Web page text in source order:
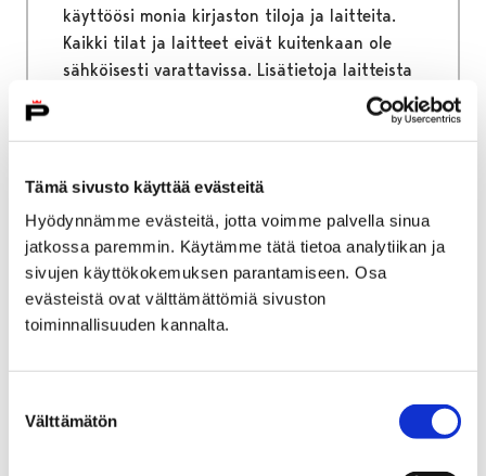
Tämä sivusto käyttää evästeitä
Hyödynnämme evästeitä, jotta voimme palvella sinua
jatkossa paremmin. Käytämme tätä tietoa analytiikan ja
sivujen käyttökokemuksen parantamiseen. Osa
evästeistä ovat välttämättömiä sivuston
toiminnallisuuden kannalta.
valinta
Välttämätön
käyttöösi monia kirjaston tiloja ja laitteita.
Kaikki tilat ja laitteet eivät kuitenkaan ole
sähköisesti varattavissa. Lisätietoja laitteista
Etusivu Podcastit
Podcastit
Täältä löydät Porin kirjaston podcastit, joissa
tuottavat monenkirjavaa sisältöä erilaisista